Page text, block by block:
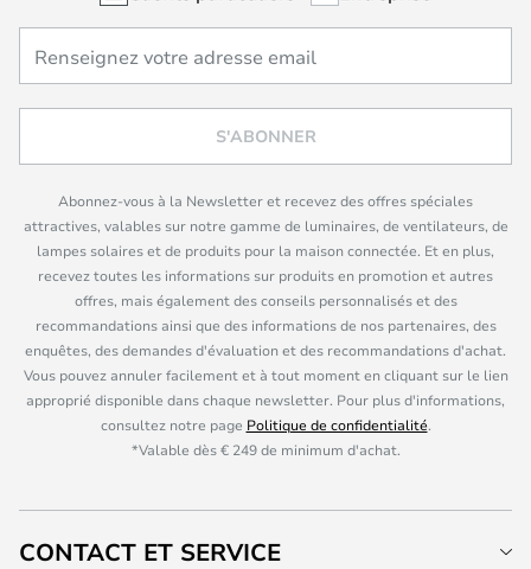
S'ABONNER
Abonnez-vous à la Newsletter et recevez des offres spéciales
attractives, valables sur notre gamme de luminaires, de ventilateurs, de
lampes solaires et de produits pour la maison connectée. Et en plus,
recevez toutes les informations sur produits en promotion et autres
offres, mais également des conseils personnalisés et des
recommandations ainsi que des informations de nos partenaires, des
enquêtes, des demandes d'évaluation et des recommandations d'achat.
Vous pouvez annuler facilement et à tout moment en cliquant sur le lien
approprié disponible dans chaque newsletter. Pour plus d'informations,
consultez notre page Politique de confidentialité.
*Valable dès € 249 de minimum d'achat.
CONTACT ET SERVICE